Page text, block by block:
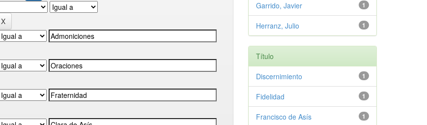
1
Garrido, Javier
1
Herranz, Julio
Título
1
Discernimiento
1
Fidelidad
1
Francisco de Asís